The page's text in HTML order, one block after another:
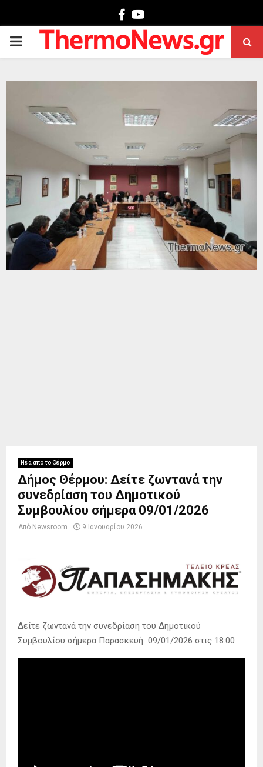
Facebook
PRIMARY
Νέα απο το Θέρμο
Δήμος Θέρμου: Δείτε ζωντανά την
συνεδρίαση του Δημοτικού
Συμβουλίου σήμερα 09/01/2026
Από Newsroom 9 Ιανουαρίου 2026
Δείτε ζωντανά την συνεδρίαση του Δημοτικού
Συμβουλίου σήμερα Παρασκευή 09/01/2026 στις 18:00